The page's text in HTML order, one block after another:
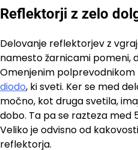
Reflektorji z zelo
Delovanje reflektorjev z
namesto žarnicami pomeni,
Omenjenim polprevodnikom
diodo, ki sveti. Ker se med
močno, kot druga svetila,
dobo. Ta pa se razteza med
Veliko je odvisno od
reflektorja.